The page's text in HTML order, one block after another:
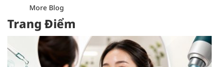
More Blog
Trang Điểm